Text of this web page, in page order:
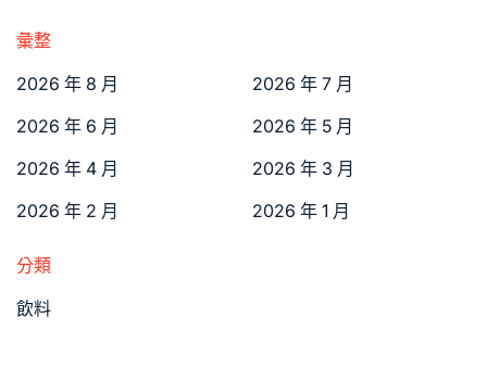
彙整
2026 年 8 月
2026 年 7 月
2026 年 6 月
2026 年 5 月
2026 年 4 月
2026 年 3 月
2026 年 2 月
2026 年 1 月
分類
飲料